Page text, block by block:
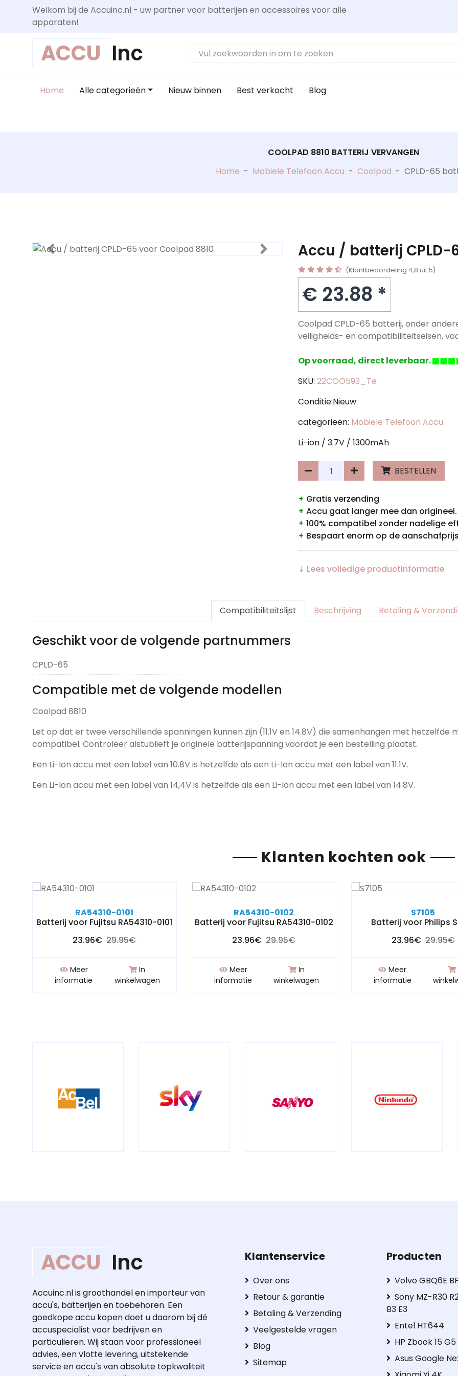
Welkom bij de Accuinc.nl - uw partner voor batterijen en accessoires voor alle
apparaten!
ACCU Inc
Home Alle categorieën Nieuw binnen Best verkocht Blog
COOLPAD 8810 BATTERIJ VERVANGEN
Home - Mobiele Telefoon Accu - Coolpad - CPLD-65
Accu / batterij CPLD-
(Klantbeoordeling 4,8 uit 5)
€ 23.88 *
Coolpad CPLD-65 batterij, onder
veiligheids- en compatibiliteitseisen,
Op voorraad, direct leverbaar.
SKU: 22COO593_Te
Conditie:Nieuw
categorieën: Mobiele Telefoon Accu
Li-ion / 3.7V / 1300mAh
BESTELLEN
+ Gratis verzending
+ Accu gaat langer mee dan origineel.
+ 100% compatibel zonder nadelige
+ Bespaart enorm op de
⇣ Lees volledige productinformatie
Compatibiliteitslijst Beschrijving Betaling &
Geschikt voor de volgende partnummers
CPLD-65
Compatible met de volgende modellen
Coolpad 8810
Let op dat er twee verschillende spanningen kunnen zijn (11.1V en 14.8V) die samenhangen met
compatibel. Controleer alstublieft je originele batterijspanning voordat je een bestelling plaatst.
Een Li-Ion accu met een label van 10.8V is hetzelfde als een Li-Ion accu met een label van 11.1V.
Een Li-Ion accu met een label van 14,4V is hetzelfde als een Li-Ion accu met een label van 14.8V.
Klanten kochten ook
RA54310-0101
Batterij voor Fujitsu RA54310-0101
23.96€ 29.95€
Meer
informatie
In
winkelwagen
RA54310-0102
Batterij voor Fujitsu RA54310-0102
23.96€ 29.95€
Meer
informatie
In
winkelwagen
S7105
Batterij voor Philips
23.96€ 29.95€
Meer
informatie
ACCU Inc
Accuinc.nl is groothandel en importeur van
accu's, batterijen en toebehoren. Een
goedkope accu kopen doet u daarom bij dé
accuspecialist voor bedrijven en
particulieren. Wij staan voor professioneel
advies, een vlotte levering, uitstekende
service en accu's van absolute topkwaliteit
Klantenservice
Over ons
Retour & garantie
Betaling & Verzending
Veelgestelde vragen
Blog
Sitemap
Producten
Volvo GBQ6E
Sony MZ-R30
B3 E3
Entel HT644
HP Zbook 15
Asus Google